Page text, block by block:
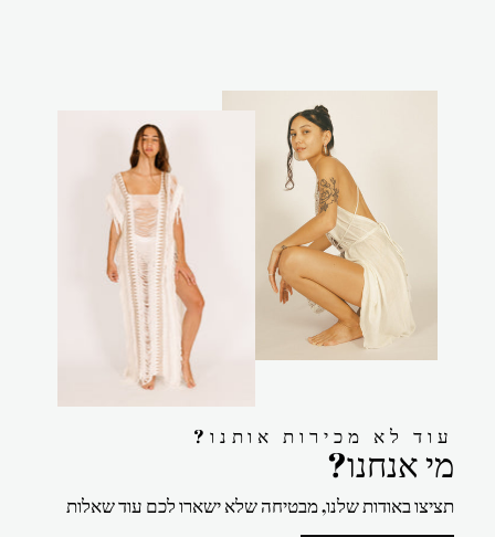
?עוד לא מכירות אותנו
?מי אנחנו
תציצו באודות שלנו, מבטיחה שלא ישארו לכם עוד שאלות